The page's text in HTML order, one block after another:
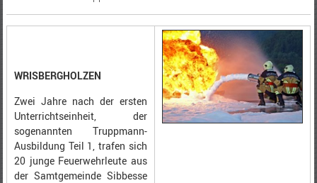
WRISBERGHOLZEN
Zwei Jahre nach der ersten
Unterrichtseinheit, der
sogenannten Truppmann-
Ausbildung Teil 1, trafen sich
20 junge Feuerwehrleute aus
der Samtgemeinde Sibbesse